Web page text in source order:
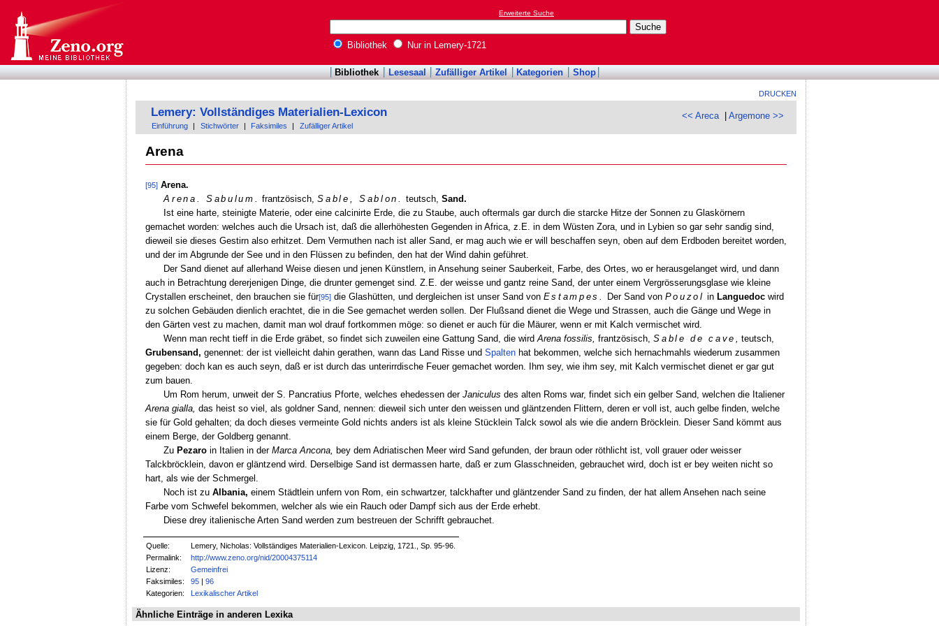
Erweiterte Suche
Bibliothek Nur in Lemery-1721
Bibliothek Lesesaal Zufälliger Artikel Kategorien Shop
DRUCKEN
<< Areca|Argemone >>
Lemery: Vollständiges Materialien-Lexicon
Einführung Stichwörter Faksimiles Zufälliger Artikel
Arena
[95] Arena.
Arena. Sabulum.
frantzösisch,Sable, Sablon. teutsch, Sand.
Ist eine harte, steinigte Materie, oder eine calcinirte Erde, die zu Staube, auch oftermals gar durch die starcke Hitze der Sonnen zu Glaskörnern
gemachet worden: welches auch die Ursach ist, daß die allerhöhesten Gegenden in Africa, z.E. in dem Wüsten Zora, und in Lybien so gar sehr sandig sind,
dieweil sie dieses Gestirn also erhitzet. Dem Vermuthen nach ist aller Sand, er mag auch wie er will beschaffen seyn, oben auf dem Erdboden bereitet worden,
und der im Abgrunde der See und in den Flüssen zu befinden, den hat der Wind dahin geführet.
Der Sand dienet auf allerhand Weise diesen und jenen Künstlern, in Ansehung seiner Sauberkeit, Farbe, des Ortes, wo er herausgelanget wird, und dann
auch in Betrachtung dererjenigen Dinge, die drunter gemenget sind. Z.E. der weisse und gantz reine Sand, der unter einem Vergrösserungsglase wie kleine
Crystallen erscheinet, den brauchen sie für[95]die Glashütten, und dergleichen ist unser Sand von Estampes. Der Sand von Pouzol in Languedocwird
zu solchen Gebäuden dienlich erachtet, die in die See gemachet werden sollen. Der Flußsand dienet die Wege und Strassen, auch die Gänge und Wege in
den Gärten vest zu machen, damit man wol drauf fortkommen möge: so dienet er auch für die Mäurer, wenn er mit Kalch vermischet wird.
Wenn man recht tieff in die Erde gräbet, so findet sich zuweilen eine Gattung Sand, die wirdArena fossilis, frantzösisch,Sable de cave
teutsch,
Grubensand, genennet: der ist vielleicht dahin gerathen, wann das Land Risse und Spaltenhat bekommen, welche sich hernachmahls wiederum zusammen
gegeben: doch kan es auch seyn, daß er ist durch das unterirrdische Feuer gemachet worden. Ihm sey, wie ihm sey, mit Kalch vermischet dienet er gar gut
zum bauen.
Um Rom herum, unweit der S. Pancratius Pforte, welches ehedessen derJaniculus des alten Roms war, findet sich ein gelber Sand, welchen die Italiener
Arena gialla, das heist so viel, als goldner Sand, nennen: dieweil sich unter den weissen und gläntzenden Flittern, deren er voll ist, auch gelbe finden, welche
sie für Gold gehalten; da doch dieses vermeinte Gold nichts anders ist als kleine Stücklein Talck sowol als wie die andern Bröcklein. Dieser Sand kömmt aus
einem Berge, der Goldberg genannt.
Zu Pezaro in Italien in derMarca Ancona,
bey dem Adriatischen Meer wird Sand gefunden, der braun oder röthlicht ist, voll grauer oder weisser
Talckbröcklein, davon er gläntzend wird. Derselbige Sand ist dermassen harte, daß er zum Glasschneiden, gebrauchet wird, doch ist er bey weiten nicht so
hart, als wie der Schmergel.
Noch ist zuAlbania, einem Städtlein unfern von Rom, ein schwartzer, talckhafter und gläntzender Sand zu finden, der hat allem Ansehen nach seine
Farbe vom Schwefel bekommen, welcher als wie ein Rauch oder Dampf sich aus der Erde erhebt.
Diese drey italienische Arten Sand werden zum bestreuen der Schrifft gebrauchet.
Quelle:
Lemery, Nicholas: Vollständiges Materialien-Lexicon. Leipzig, 1721., Sp. 95-96.
Permalink:
http://www.zeno.org/nid/20004375114
Lizenz:
Gemeinfrei
Faksimiles:
95 |96
Kategorien:
Lexikalischer Artikel
Ähnliche Einträge in anderen Lexika